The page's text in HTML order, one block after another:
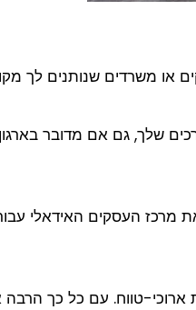
משרדים שנותנים לך
שלך, גם אם מדובר